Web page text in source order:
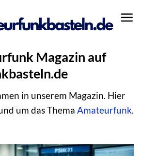
Magazin auf
in unserem Magazin. Hier
um das Thema Amateurfunk.